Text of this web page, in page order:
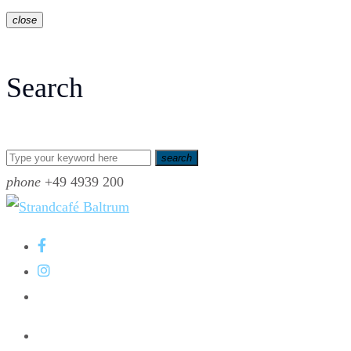
close
Search
search
phone +49 4939 200